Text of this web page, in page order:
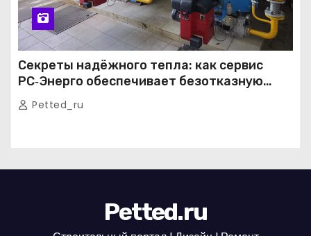
Секреты надёжного тепла: как сервис
РС‑Энерго обеспечивает безотказную
работу котельных в Москве и Подмосковье
Petted_ru
Petted.ru